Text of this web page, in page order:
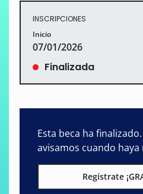
INSCRIPCIONES
Inicio
07/01/2026
Finalizada
Esta beca ha
avisamos cuando haya
Regístrate